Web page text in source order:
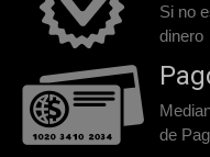
Si no
dinero
de